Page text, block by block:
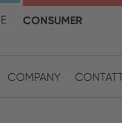
CONSUMER
COMPANY